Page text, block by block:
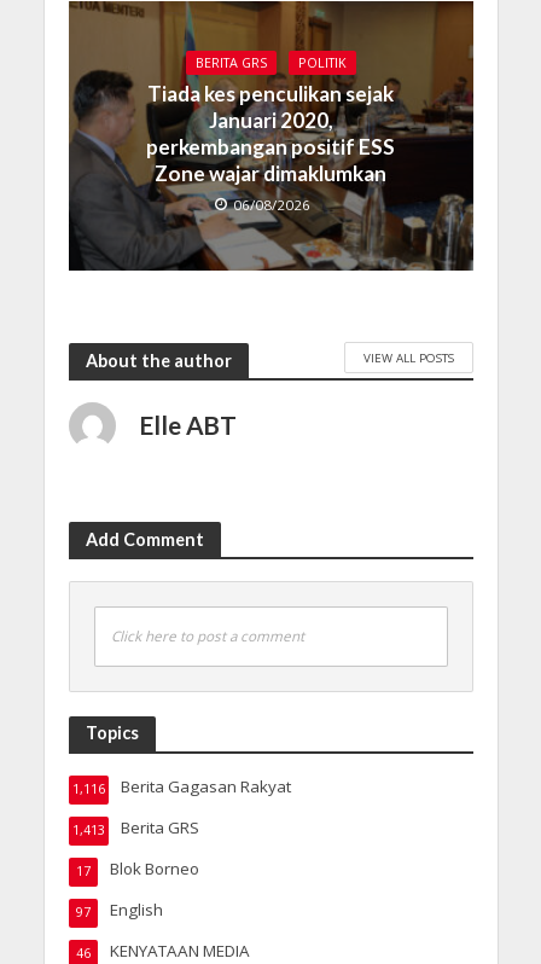
BERITA GRS POLITIK
Tiada kes penculikan sejak
Januari 2020,
perkembangan positif ESS
Zone wajar dimaklumkan
06/08/2026
About the author VIEW ALL POSTS
Elle ABT
Add Comment
Click here to post a comment
Topics
Berita Gagasan Rakyat
1,116
Berita GRS
1,413
Blok Borneo
17
English
97
KENYATAAN MEDIA
46